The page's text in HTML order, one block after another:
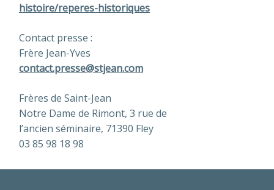
histoire/reperes-historiques
Contact presse :
Frère Jean-Yves
contact.presse@stjean.com
Frères de Saint-Jean
Notre Dame de Rimont, 3 rue de
l’ancien séminaire, 71390 Fley
03 85 98 18 98